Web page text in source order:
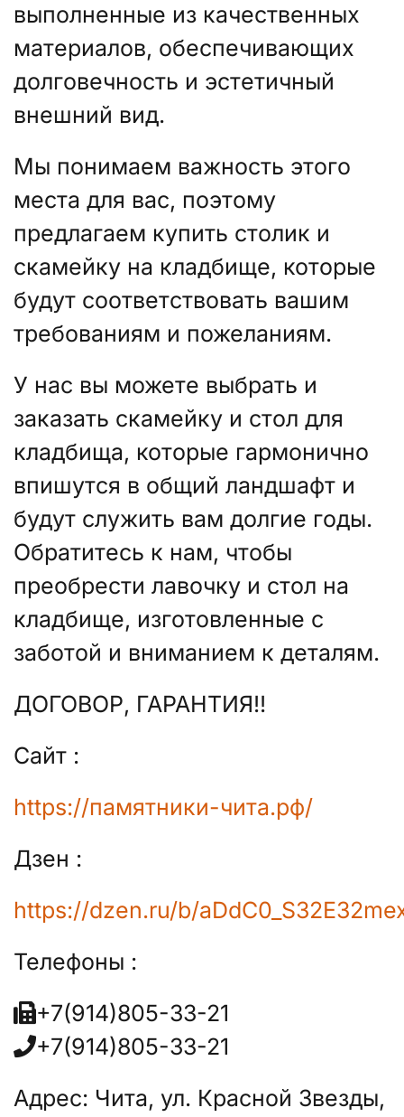
выполненные из качественных
материалов, обеспечивающих
долговечность и эстетичный
внешний вид.
Мы понимаем важность этого
места для вас, поэтому
предлагаем купить столик и
скамейку на кладбище, которые
будут соответствовать вашим
требованиям и пожеланиям.
У нас вы можете выбрать и
заказать скамейку и стол для
кладбища, которые гармонично
впишутся в общий ландшафт и
будут служить вам долгие годы.
Обратитесь к нам, чтобы
преобрести лавочку и стол на
кладбище, изготовленные с
заботой и вниманием к деталям.
ДОГОВОР, ГАРАНТИЯ!!
Сайт :
https://памятники-чита.рф/
Дзен :
https://dzen.ru/b/
Телефоны :
+7(914)805-33-21
+7(914)805-33-21
Адрес: Чита, ул. Красной Звезды,